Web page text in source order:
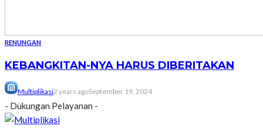
RENUNGAN
KEBANGKITAN-NYA HARUS DIBERITAKAN
Multiplikasi2 years agoSeptember 19, 2024
- Dukungan Pelayanan -